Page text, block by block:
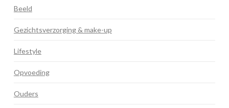
Beeld
Gezichtsverzorging & make-up
Lifestyle
Opvoeding
Ouders